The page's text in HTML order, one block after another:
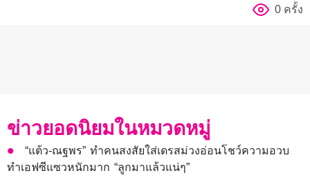
0 ครั้ง
ข่าวยอดนิยมในหมวดหมู่
“แต้ว-ณฐพร” ทำคนสงสัยใส่เดรสม่วงอ่อนโชว์ความอวบ
ทำเอฟซีแซวหนักมาก “ลูกมาแล้วแน่ๆ”